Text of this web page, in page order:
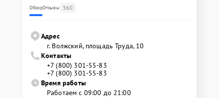
ОбзорОтзывы 360
Адрес
г. Волжский, площадь Труда, 10
Контакты
+7 (800) 301-55-83
+7 (800) 301-55-83
Время работы
Работаем с 09:00 до 21:00